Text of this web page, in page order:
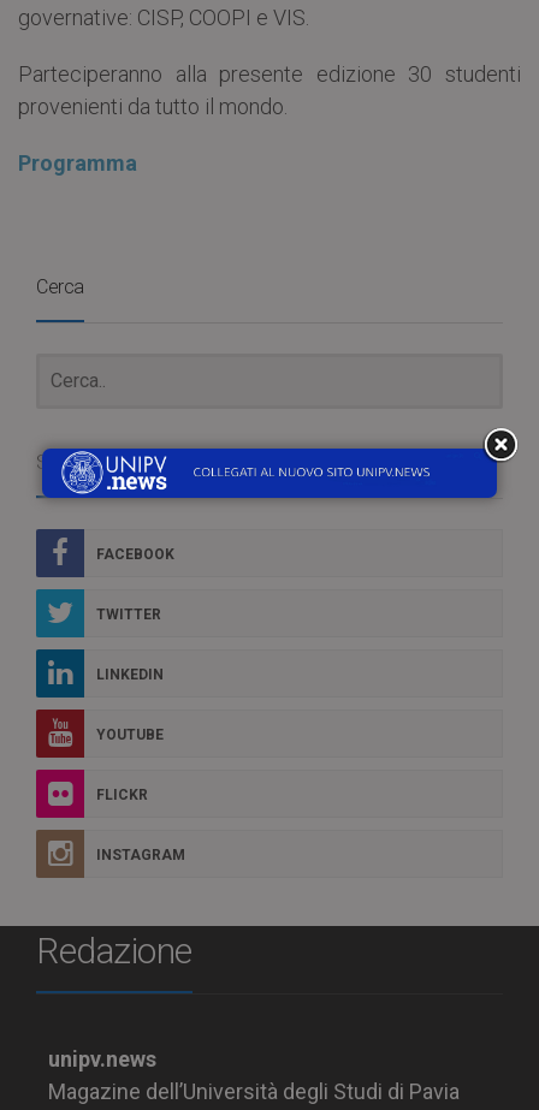
governative: CISP, COOPI e VIS.
Parteciperanno alla presente edizione 30 studenti
provenienti da tutto il mondo.
Programma
Cerca
Social Box
FACEBOOK
TWITTER
LINKEDIN
YOUTUBE
FLICKR
INSTAGRAM
Redazione
unipv.news
Magazine dell’Università degli Studi di Pavia